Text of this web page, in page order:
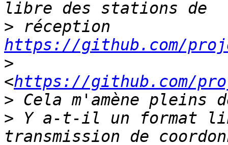
>
https://github.com/
>
<https://github.com/
>
> Y a-t-il un format